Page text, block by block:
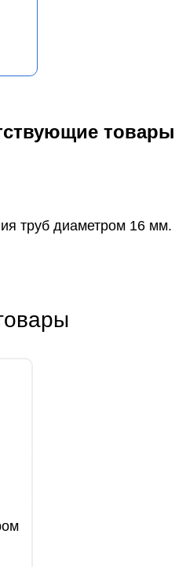
товары
труб диаметром 16 мм.